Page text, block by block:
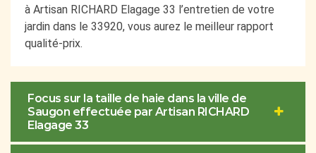
à Artisan RICHARD Elagage 33 l’entretien de votre
jardin dans le 33920, vous aurez le meilleur rapport
qualité-prix.
Focus sur la taille de haie dans la ville de
Saugon effectuée par Artisan RICHARD
Elagage 33